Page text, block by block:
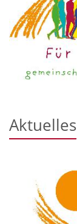
Aktuelles